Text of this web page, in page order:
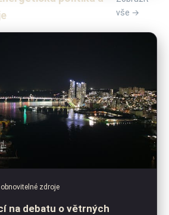
vše →
zdroje
na debatu o větrných